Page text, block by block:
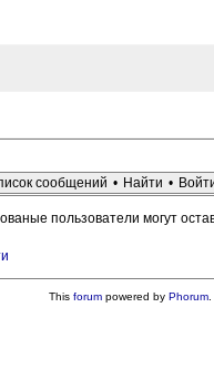
сообщений • Найти •
пользователи могут
This forumpowered by Phorum.